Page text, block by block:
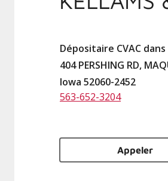
Dépositaire CVAC dans
404 PERSHING RD,
Iowa 52060-2452
563-652-3204
Appeler